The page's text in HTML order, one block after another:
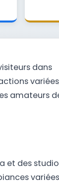
dans
amateurs
et des